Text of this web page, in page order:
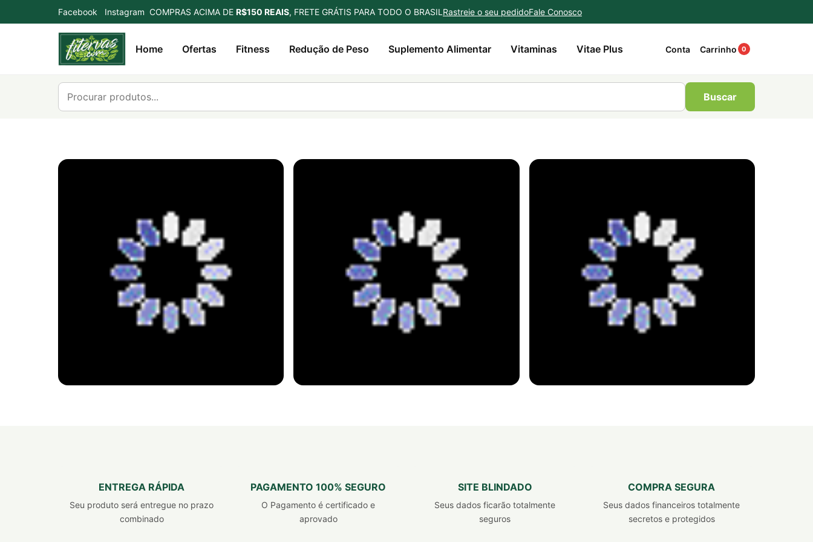
Facebook Instagram COMPRAS ACIMA DE R$150 REAIS, FRETE GRÁTIS PARA TODO O BRASIL Rastreie o seu pedidoFale Conosco
Home Ofertas Fitness Redução de Peso Suplemento Alimentar Vitaminas Vitae Plus Conta Carrinho 0
Buscar
FÓRMULA PODEROSA PARA
PERDER PESO 7X MAIS RÁPIDO
Emagrecedor, inibidor de apetite e queimador
que possui propriedades hidratantes e
estimulantes de colágeno.
EMPREENDA COM PRODUTOS JÁ VALIDADOS
NO MERCADO! CADASTRE-SE! É GRÁTIS :)
ENTREGA RÁPIDA
Seu produto será entregue no prazo
combinado
PAGAMENTO 100% SEGURO
O Pagamento é certificado e
aprovado
SITE BLINDADO
Seus dados ficarão totalmente
seguros
COMPRA SEGURA
Seus dados financeiros totalmente
secretos e protegidos